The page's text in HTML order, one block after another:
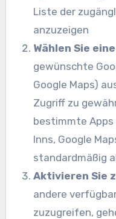
Liste der
anzuzeigen
Wählen Sie
gewünschte
Google Maps)
Zugriff zu
bestimmte Apps
Inns, Google
standardmäßig
Aktivieren Sie
andere
zuzugreifen,